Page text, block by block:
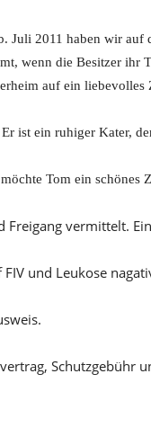
Juli 2011 haben wir
wenn die Besitzer ihr
auf ein liebevolles
ist ein ruhiger Kater,
Tom ein schönes
vermittelt.
und Leukose
Schutzgebühr